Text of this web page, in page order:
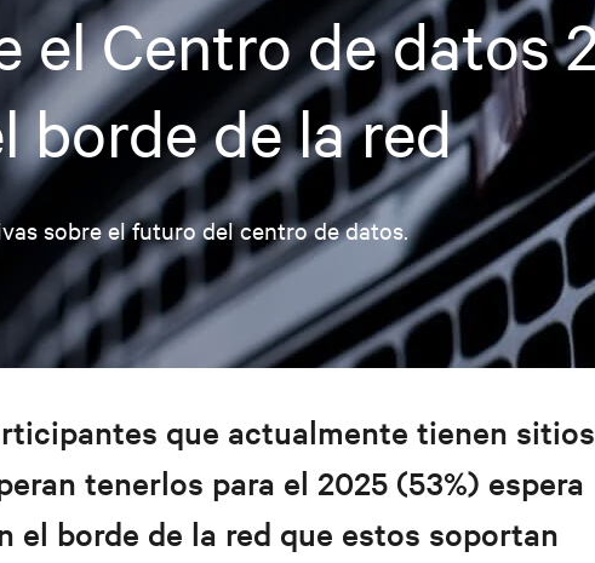
el Centro de datos
borde de la red
sobre el futuro del centro de datos.
que actualmente tienen sitios
tenerlos para el 2025 (53%) espera
el borde de la red que estos soportan